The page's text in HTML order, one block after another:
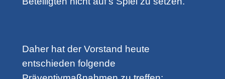
Daher hat der Vorstand heute
entschieden folgende